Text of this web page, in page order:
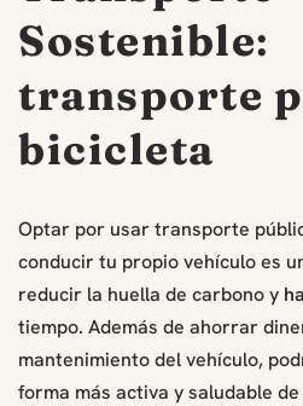
Sostenible:
transporte
bicicleta
Optar por usar transporte
conducir tu propio vehículo es
reducir la huella de carbono y
tiempo. Además de ahorrar
mantenimiento del vehículo,
forma más activa y saludable